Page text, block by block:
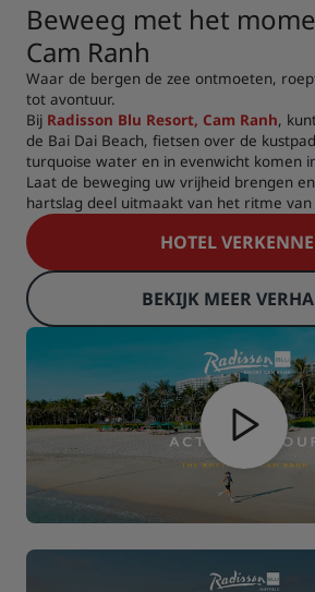
Beweeg met het
Cam Ranh
Waar de bergen de zee ontmoeten,
tot avontuur.
Bij Radisson Blu Resort, Cam Ranh,
de Bai Dai Beach, fietsen over de
turquoise water en in evenwicht komen
Laat de beweging uw vrijheid brengen
hartslag deel uitmaakt van het ritme van
HOTEL
BEKIJK MEER